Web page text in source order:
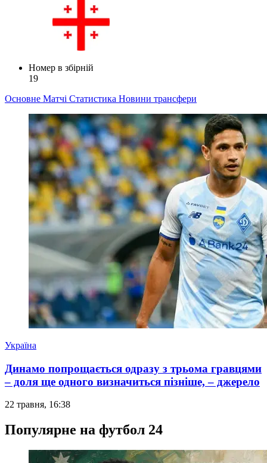
Номер в збірній
19
Основне Матчі Статистика Новини трансфери
Україна
Динамо попрощається одразу з трьома гравцями
– доля ще одного визначиться пізніше, – джерело
22 травня, 16:38
Популярне на футбол 24